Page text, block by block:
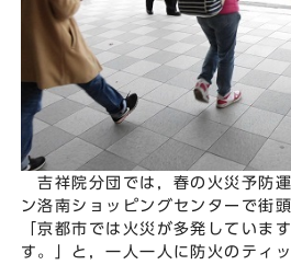
吉祥院分団では，春の火災予防
ン洛南ショッピングセンターで街
「京都市では火災が多発していま
す。」と，一人一人に防火のティ